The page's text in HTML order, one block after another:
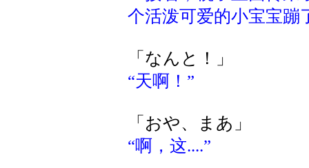
个活泼可爱的小宝宝蹦
「なんと！」
“天啊！”
「おや、まあ」
“啊，这....”